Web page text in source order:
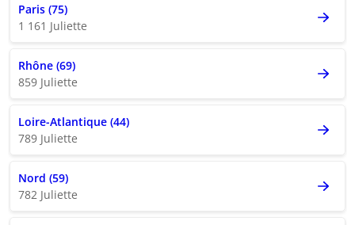
Paris (75)
1 161 Juliette
Rhône (69)
859 Juliette
Loire-Atlantique (44)
789 Juliette
Nord (59)
782 Juliette